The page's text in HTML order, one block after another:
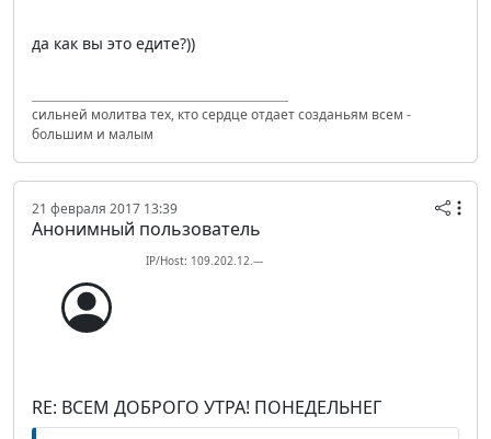
да как вы это едите?))
сильней молитва тех, кто сердце отдает созданьям всем -
большим и малым
21 февраля 2017 13:39
Анонимный пользователь
IP/Host: 109.202.12.---
RE: ВСЕМ ДОБРОГО УТРА! ПОНЕДЕЛЬНЕГ